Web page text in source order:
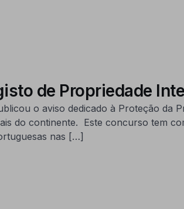
de Propriedade
o aviso dedicado à Proteção da
do continente. Este concurso tem
nas […]